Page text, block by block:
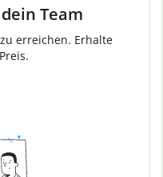
Team
erreichen. Erhalte